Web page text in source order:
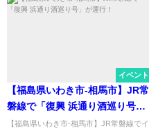
イベント
【福島県いわき市-相馬市】JR常
磐線で「復興 浜通り酒巡り号」
が運行！
【福島県いわき市-相馬市】JR常磐線でイ